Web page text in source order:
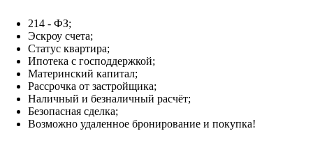
214 - ФЗ;
Эскроу счета;
Статус квартира;
Ипотека с господдержкой;
Материнский капитал;
Рассрочка от застройщика;
Наличный и безналичный расчёт;
Безопасная сделка;
Возможно удаленное бронирование и покупка!